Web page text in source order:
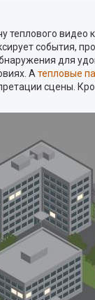
теплового
события,
для
А тепловые
сцены.